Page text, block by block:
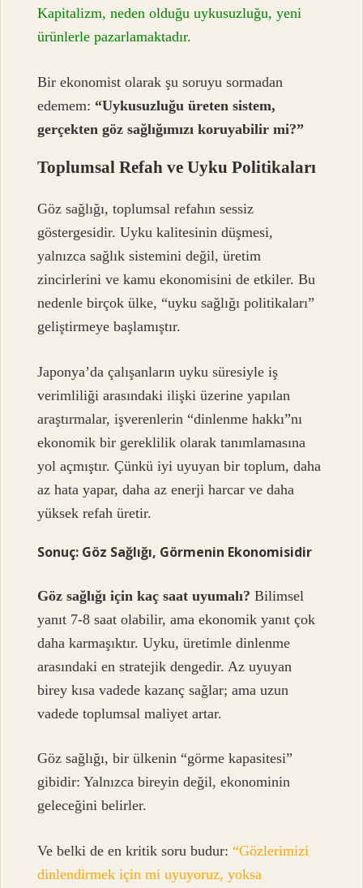
Kapitalizm, neden olduğu uykusuzluğu, yeni
ürünlerle pazarlamaktadır.
Bir ekonomist olarak şu soruyu sormadan
edemem: “Uykusuzluğu üreten sistem,
gerçekten göz sağlığımızı koruyabilir mi?”
Toplumsal Refah ve Uyku Politikaları
Göz sağlığı, toplumsal refahın sessiz
göstergesidir. Uyku kalitesinin düşmesi,
yalnızca sağlık sistemini değil, üretim
zincirlerini ve kamu ekonomisini de etkiler. Bu
nedenle birçok ülke, “uyku sağlığı politikaları”
geliştirmeye başlamıştır.
Japonya’da çalışanların uyku süresiyle iş
verimliliği arasındaki ilişki üzerine yapılan
araştırmalar, işverenlerin “dinlenme hakkı”nı
ekonomik bir gereklilik olarak tanımlamasına
yol açmıştır. Çünkü iyi uyuyan bir toplum, daha
az hata yapar, daha az enerji harcar ve daha
yüksek refah üretir.
Sonuç: Göz Sağlığı, Görmenin Ekonomisidir
Göz sağlığı için kaç saat uyumalı? Bilimsel
yanıt 7-8 saat olabilir, ama ekonomik yanıt çok
daha karmaşıktır. Uyku, üretimle dinlenme
arasındaki en stratejik dengedir. Az uyuyan
birey kısa vadede kazanç sağlar; ama uzun
vadede toplumsal maliyet artar.
Göz sağlığı, bir ülkenin “görme kapasitesi”
gibidir: Yalnızca bireyin değil, ekonominin
geleceğini belirler.
Ve belki de en kritik soru budur:“Gözlerimizi
dinlendirmek için mi uyuyoruz, yoksa